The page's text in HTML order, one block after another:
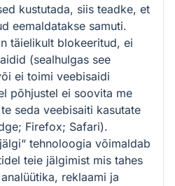
kustutada, siis teadke, et
eemaldatakse samuti.
täielikult blokeeritud, ei
(sealhulgas see
ei toimi veebisaidi
põhjustel ei soovita me
seda veebisaiti kasutate
Firefox; Safari).
tehnoloogia võimaldab
teie jälgimist mis tahes
reklaami ja